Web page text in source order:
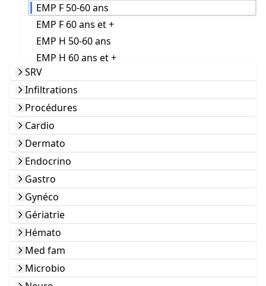
EMP F 50-60 ans
EMP F 60 ans et +
EMP H 50-60 ans
EMP H 60 ans et +
SRV
Infiltrations
Procédures
Cardio
Dermato
Endocrino
Gastro
Gynéco
Gériatrie
Hémato
Med fam
Microbio